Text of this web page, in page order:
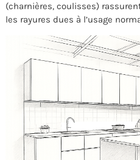
(charnières, coulisses)
les rayures dues à l’usage